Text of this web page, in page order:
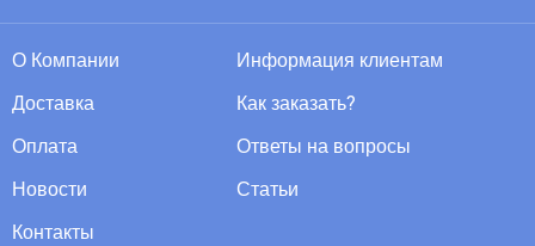
О Компании
Доставка
Оплата
Новости
Информация клиентам
Как заказать?
Ответы на вопросы
Статьи
Контакты